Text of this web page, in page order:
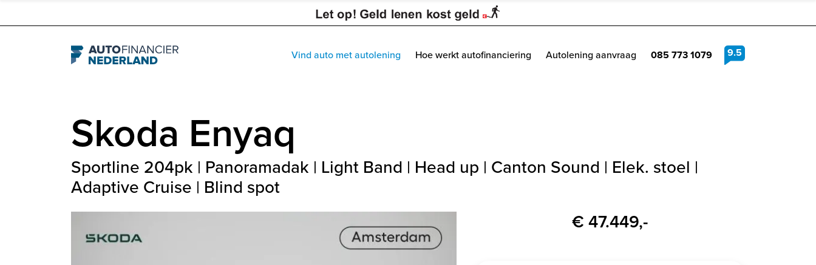
Navigation 9.5
Vind auto met autolening Hoe werkt autofinanciering Autolening aanvraag 085 773 1079
Skoda Enyaq
Sportline 204pk | Panoramadak | Light Band | Head up | Canton Sound | Elek. stoel |
Adaptive Cruise | Blind spot
€ 47.449,-